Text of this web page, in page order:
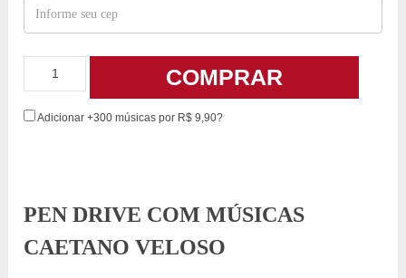
COMPRAR
Adicionar +300 músicas por R$ 9,90?
PEN DRIVE COM MÚSICAS
CAETANO VELOSO